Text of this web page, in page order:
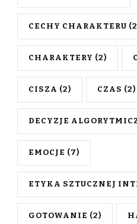
CECHY CHARAKTERU
CHARAKTERY (2)
CISZA (2) CZAS (2)
DECYZJE
EMOCJE (7)
ETYKA SZTUCZNEJ
GOTOWANIE (2)